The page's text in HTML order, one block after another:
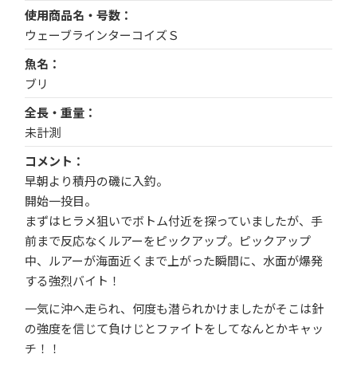
使用商品名・号数
ウェーブラインターコイズＳ
魚名
ブリ
全長・重量
未計測
コメント
早朝より積丹の磯に入釣。
開始一投目。
まずはヒラメ狙いでボトム付近を探っていましたが、手
前まで反応なくルアーをピックアップ。ピックアップ
中、ルアーが海面近くまで上がった瞬間に、水面が爆発
する強烈バイト！
一気に沖へ走られ、何度も潜られかけましたがそこは針
の強度を信じて負けじとファイトをしてなんとかキャッ
チ！！